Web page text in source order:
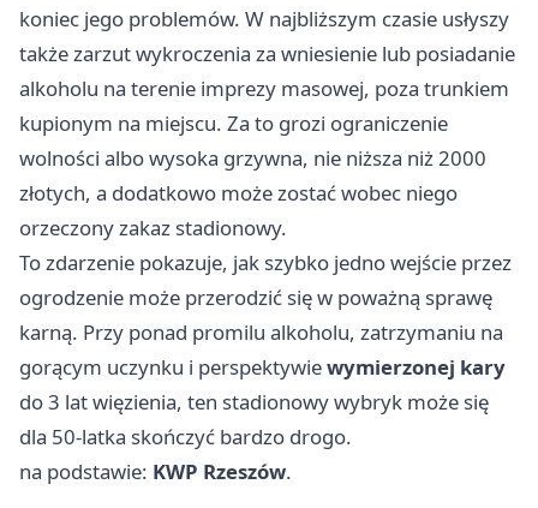
koniec jego problemów. W najbliższym czasie usłyszy
także zarzut wykroczenia za wniesienie lub posiadanie
alkoholu na terenie imprezy masowej, poza trunkiem
kupionym na miejscu. Za to grozi ograniczenie
wolności albo wysoka grzywna, nie niższa niż 2000
złotych, a dodatkowo może zostać wobec niego
orzeczony zakaz stadionowy.
To zdarzenie pokazuje, jak szybko jedno wejście przez
ogrodzenie może przerodzić się w poważną sprawę
karną. Przy ponad promilu alkoholu, zatrzymaniu na
gorącym uczynku i perspektywiewymierzonej kary
do 3 lat więzienia, ten stadionowy wybryk może się
dla 50-latka skończyć bardzo drogo.
na podstawie: KWP Rzeszów.